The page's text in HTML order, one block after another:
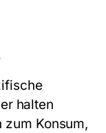
halten
zum Konsum,